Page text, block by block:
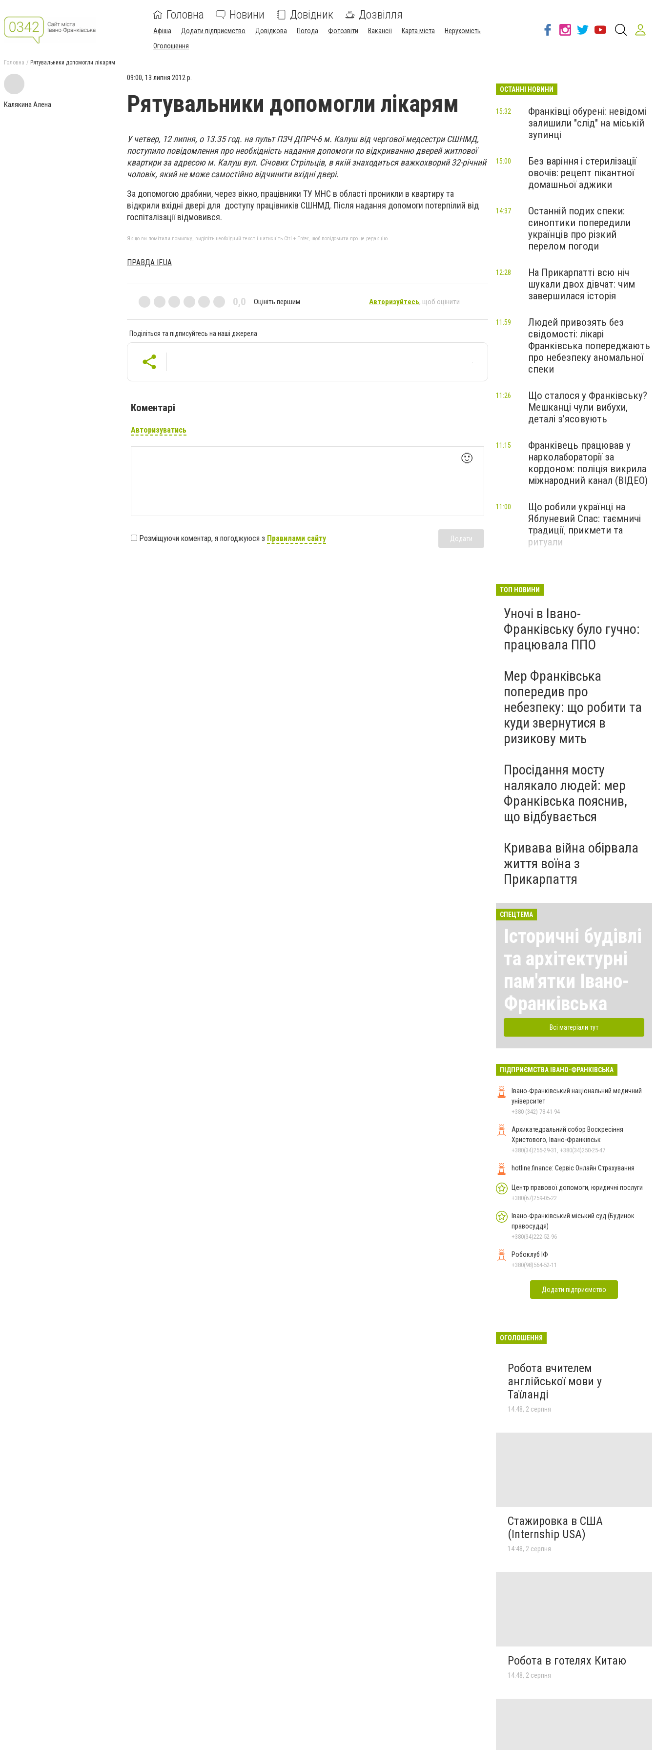
Головна Новини Довідник Дозвілля
Афіша Додати підприємство Довідкова Погода Фотозвіти Вакансії Карта міста
Нерухомість
Оголошення
Головна Рятувальники допомогли лікарям
Калякина Алена
09:00, 13 липня 2012 р.
Рятувальники допомогли лікарям
У четвер, 12 липня, о 13.35 год. на пульт ПЗЧ ДПРЧ-6 м. Калуш від чергової медсестри СШНМД,
поступило повідомлення про необхідність надання допомоги по відкриванню дверей житлової
квартири за адресою м. Калуш вул. Січових Стрільців, в якій знаходиться важкохворий 32-річний
чоловік, який не може самостійно відчинити вхідні двері.
За допомогою драбини, через вікно, працівники ТУ МНС в області проникли в квартиру та
відкрили вхідні двері для доступу працівників СШНМД. Після надання допомоги потерпілий від
госпіталізації відмовився.
Якщо ви помітили помилку, виділіть необхідний текст і натисніть Ctrl + Enter, щоб повідомити про це редакцію
ПРАВДА IF.UA
0,0 Оцініть першим Авторизуйтесь, щоб оцінити
Поділіться та підписуйтесь на наші джерела
Коментарі
Авторизуватись
🙂
Розміщуючи коментар, я погоджуюся з Правилами сайту Додати
ОСТАННІ НОВИНИ
Франківці обурені: невідомі
залишили "слід" на міській
зупинці
15:32
Без варіння і стерилізації
овочів: рецепт пікантної
домашньої аджики
15:00
Останній подих спеки:
синоптики попередили
українців про різкий
перелом погоди
14:37
На Прикарпатті всю ніч
шукали двох дівчат: чим
завершилася історія
12:28
Людей привозять без
свідомості: лікарі
Франківська попереджають
про небезпеку аномальної
спеки
11:59
Що сталося у Франківську?
Мешканці чули вибухи,
деталі з’ясовують
11:26
Франківець працював у
нарколабораторії за
кордоном: поліція викрила
міжнародний канал (ВІДЕО)
11:15
Що робили українці на
Яблуневий Спас: таємничі
традиції, прикмети та
ритуали
11:00
ТОП НОВИНИ
Уночі в Івано-
Франківську було гучно:
працювала ППО
Мер Франківська
попередив про
небезпеку: що робити та
куди звернутися в
ризикову мить
Просідання мосту
налякало людей: мер
Франківська пояснив,
що відбувається
Кривава війна обірвала
життя воїна з
Прикарпаття
СПЕЦТЕМА
Історичні будівлі
та архітектурні
пам'ятки Івано-
Франківська
Всі матеріали тут
ПІДПРИЄМСТВА ІВАНО-ФРАНКІВСЬКА
Івано-Франківський національний медичний
університет
+380 (342) 78-41-94
Архикатедральний собор Воскресіння
Христового, Івано-Франківськ
+380(34)255-29-31, +380(34)250-25-47
hotline.finance: Сервіс Онлайн Страхування
Центр правової допомоги, юридичні послуги
+380(67)259-05-22
Івано-Франківський міський суд (Будинок
правосуддя)
+380(34)222-52-96
Робоклуб ІФ
+380(98)564-52-11
Додати підприємство
ОГОЛОШЕННЯ
Робота вчителем
англійської мови у
Таїланді
14:48, 2 серпня
Стажировка в США
(Internship USA)
14:48, 2 серпня
Робота в готелях Китаю
14:48, 2 серпня